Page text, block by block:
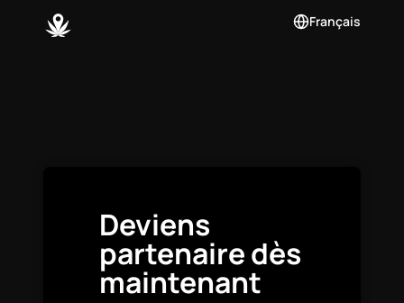
Français
Deviens
partenaire dès
maintenant